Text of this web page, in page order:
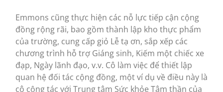
Emmons cũng thực hiện các nỗ lực tiếp cận cộng
đồng rộng rãi, bao gồm thành lập kho thực phẩm
của trường, cung cấp giỏ Lễ tạ ơn, sắp xếp các
chương trình hỗ trợ Giáng sinh, Kiếm một chiếc xe
đạp, Ngày lãnh đạo, v.v. Cô làm việc để thiết lập
quan hệ đối tác cộng đồng, một ví dụ về điều này là
cô cộng tác với Trung tâm Sức khỏe Tâm thần của